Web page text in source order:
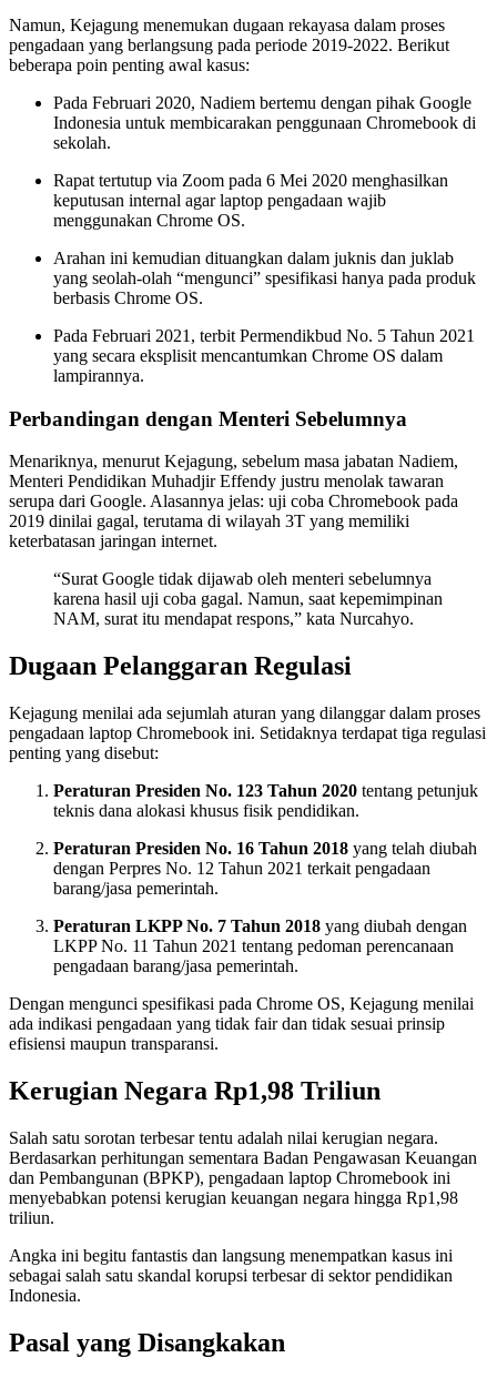
Namun, Kejagung menemukan dugaan rekayasa dalam proses
pengadaan yang berlangsung pada periode 2019-2022. Berikut
beberapa poin penting awal kasus:
Pada Februari 2020, Nadiem bertemu dengan pihak Google
Indonesia untuk membicarakan penggunaan Chromebook di
sekolah.
Rapat tertutup via Zoom pada 6 Mei 2020 menghasilkan
keputusan internal agar laptop pengadaan wajib
menggunakan Chrome OS.
Arahan ini kemudian dituangkan dalam juknis dan juklab
yang seolah-olah “mengunci” spesifikasi hanya pada produk
berbasis Chrome OS.
Pada Februari 2021, terbit Permendikbud No. 5 Tahun 2021
yang secara eksplisit mencantumkan Chrome OS dalam
lampirannya.
Perbandingan dengan Menteri Sebelumnya
Menariknya, menurut Kejagung, sebelum masa jabatan Nadiem,
Menteri Pendidikan Muhadjir Effendy justru menolak tawaran
serupa dari Google. Alasannya jelas: uji coba Chromebook pada
2019 dinilai gagal, terutama di wilayah 3T yang memiliki
keterbatasan jaringan internet.
“Surat Google tidak dijawab oleh menteri sebelumnya
karena hasil uji coba gagal. Namun, saat kepemimpinan
NAM, surat itu mendapat respons,” kata Nurcahyo.
Dugaan Pelanggaran Regulasi
Kejagung menilai ada sejumlah aturan yang dilanggar dalam proses
pengadaan laptop Chromebook ini. Setidaknya terdapat tiga regulasi
penting yang disebut:
Peraturan Presiden No. 123 Tahun 2020 tentang petunjuk
teknis dana alokasi khusus fisik pendidikan.
Peraturan Presiden No. 16 Tahun 2018 yang telah diubah
dengan Perpres No. 12 Tahun 2021 terkait pengadaan
barang/jasa pemerintah.
Peraturan LKPP No. 7 Tahun 2018 yang diubah dengan
LKPP No. 11 Tahun 2021 tentang pedoman perencanaan
pengadaan barang/jasa pemerintah.
Dengan mengunci spesifikasi pada Chrome OS, Kejagung menilai
ada indikasi pengadaan yang tidak fair dan tidak sesuai prinsip
efisiensi maupun transparansi.
Kerugian Negara Rp1,98 Triliun
Salah satu sorotan terbesar tentu adalah nilai kerugian negara.
Berdasarkan perhitungan sementara Badan Pengawasan Keuangan
dan Pembangunan (BPKP), pengadaan laptop Chromebook ini
menyebabkan potensi kerugian keuangan negara hingga Rp1,98
triliun.
Angka ini begitu fantastis dan langsung menempatkan kasus ini
sebagai salah satu skandal korupsi terbesar di sektor pendidikan
Indonesia.
Pasal yang Disangkakan